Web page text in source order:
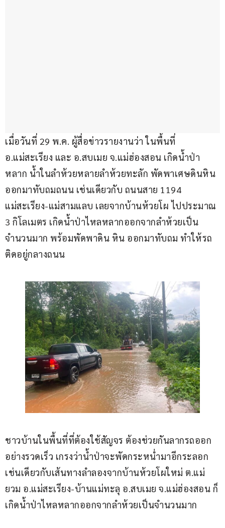
เมื่อวันที่ 29 พ.ค. ผู้สื่อข่าวรายงานว่า ในพื้นที่
อ.แม่สะเรียง และ อ.สบเมย จ.แม่ฮ่องสอน เกิดน้ำป่า
หลาก น้ำในลำห้วยหลายลำห้วยทะลัก พัดพาเศษดินหิน
ออกมาทับถมถนน เช่นเดียวกับ ถนนสาย 1194
แม่สะเรียง-แม่สามแลบ เลยจากบ้านห้วยโผ ไปประมาณ
3 กิโลเมตร เกิดน้ำป่าไหลหลากออกจากลำห้วยเป็น
จำนวนมาก พร้อมพัดพาดิน หิน ออกมาทับถม ทำให้รถ
ติดอยู่กลางถนน
ชาวบ้านในพื้นที่ที่ต้องใช้สัญจร ต้องช่วยกันลากรถออก
อย่างรวดเร็ว เกรงว่าน้ำป่าจะพัดกระหน่ำมาอีกระลอก
เช่นเดียวกับเส้นทางลำลองจากบ้านห้วยโผใหม่ ต.แม่
ยวม อ.แม่สะเรียง-บ้านแม่ทะลุ อ.สบเมย จ.แม่ฮ่องสอน ก็
เกิดน้ำป่าไหลหลากออกจากลำห้วยเป็นจำนวนมาก